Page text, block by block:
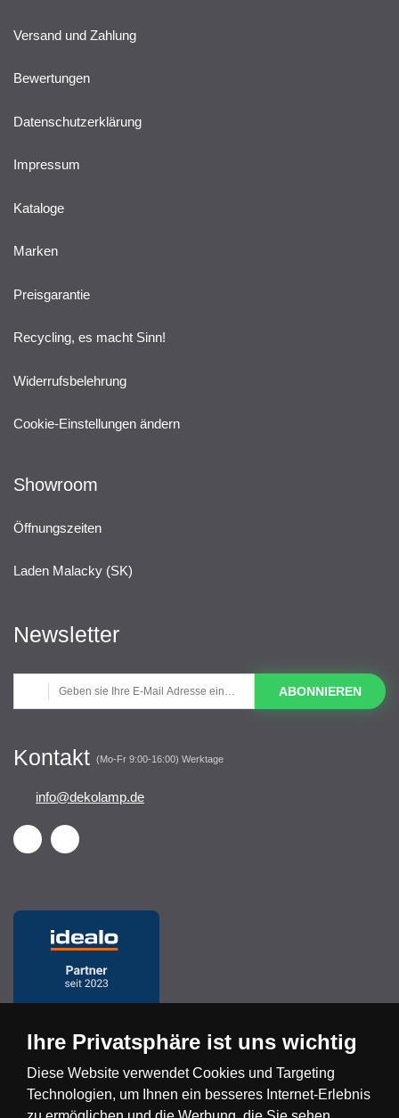
Versand und Zahlung
Bewertungen
Datenschutzerklärung
Impressum
Kataloge
Marken
Preisgarantie
Recycling, es macht Sinn!
Widerrufsbelehrung
Cookie-Einstellungen ändern
Showroom
Öffnungszeiten
Laden Malacky (SK)
Newsletter
ABONNIEREN
Kontakt (Mo-Fr 9:00-16:00) Werktage
info@dekolamp.de
Česká republika Slovensko Deutschland
Ihre Privatsphäre ist uns wichtig
Diese Website verwendet Cookies und Targeting
Technologien, um Ihnen ein besseres Internet-Erlebnis